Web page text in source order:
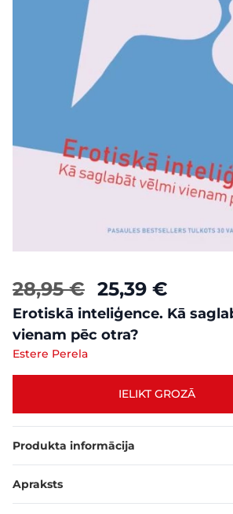
28,95 € 25,39 €
Erotiskā inteliģence. Kā
vienam pēc otra?
Estere Perela
IELIKT GROZĀ
Produkta informācija
Apraksts